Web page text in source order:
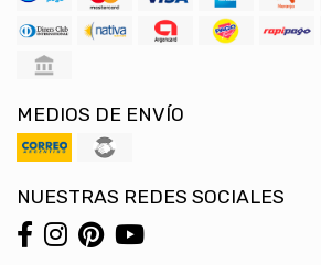
MEDIOS DE ENVÍO
NUESTRAS REDES SOCIALES